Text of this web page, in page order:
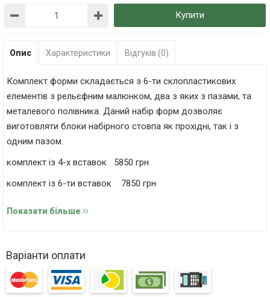
Купити
Опис Характеристики Відгуків (0)
Комплект форми складається з 6-ти склопластикових
елементів з рельєфним малюнком, два з яких з пазами, та
металевого полівника. Даний набір форм дозволяє
виготовляти блоки набірного стовпа як прохідні, так і з
одним пазом.
комплект із 4-х вставок 5850 грн
комплект із 6-ти вставок 7850 грн
вартість однієї вставки 1000 грн
Показати більше
Варіанти оплати